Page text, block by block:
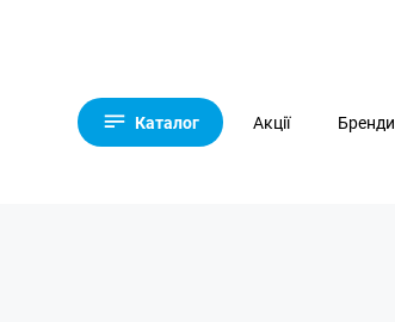
Каталог Акції Бренди